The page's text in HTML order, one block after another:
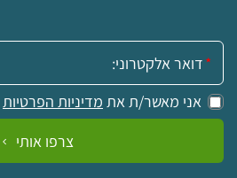
אימייל:
אני מאשר/ת את מדיניות הפרטיות
צרפו אותי